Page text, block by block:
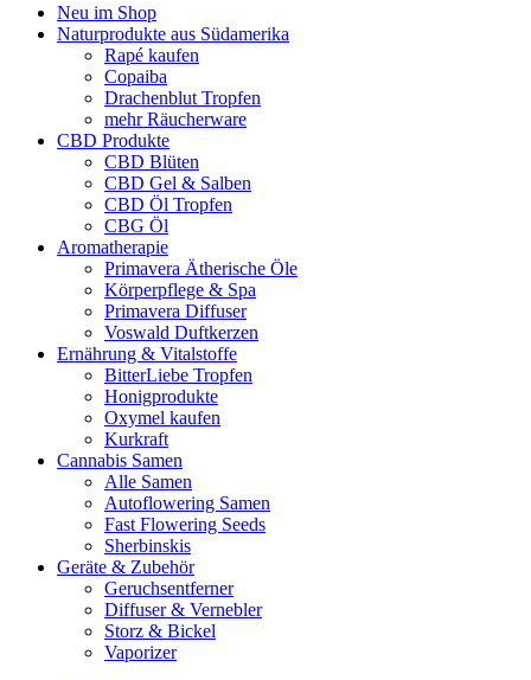
Neu im Shop
Naturprodukte aus Südamerika
Rapé kaufen
Copaiba
Drachenblut Tropfen
mehr Räucherware
CBD Produkte
CBD Blüten
CBD Gel & Salben
CBD Öl Tropfen
CBG Öl
Aromatherapie
Primavera Ätherische Öle
Körperpflege & Spa
Primavera Diffuser
Voswald Duftkerzen
Ernährung & Vitalstoffe
BitterLiebe Tropfen
Honigprodukte
Oxymel kaufen
Kurkraft
Cannabis Samen
Alle Samen
Autoflowering Samen
Fast Flowering Seeds
Sherbinskis
Geräte & Zubehör
Geruchsentferner
Diffuser & Vernebler
Storz & Bickel
Vaporizer